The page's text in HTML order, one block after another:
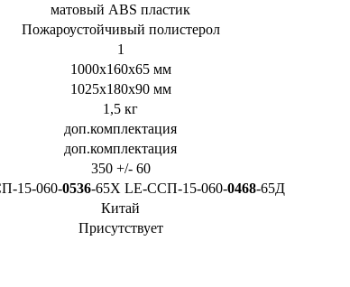
матовый ABS пластик
Пожароустойчивый полистерол
1
1000х160х65 мм
1025х180х90 мм
1,5 кг
доп.комплектация
доп.комплектация
350 +/- 60
15-060-0536-65Х LE-ССП-15-060-0468-65Д
Китай
Присутствует